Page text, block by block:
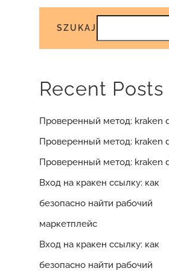
SZUKAJ
Recent Posts
Проверенный метод: kraken
Проверенный метод: kraken
Проверенный метод: kraken
Вход на кракен ссылку: как
безопасно найти рабочий
маркетплейс
Вход на кракен ссылку: как
безопасно найти рабочий